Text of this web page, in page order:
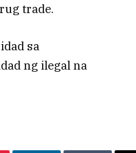
trade.
sa
ng ilegal na